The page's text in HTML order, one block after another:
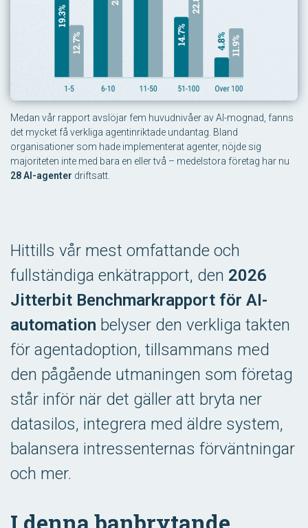
Medan vår rapport avslöjar fem huvudnivåer av AI-mognad, fanns
det mycket få verkliga agentinriktade undantag. Bland
organisationer som hade implementerat agenter, nöjde sig
majoriteten inte med bara en eller två – medelstora företag har nu
28 AI-agenter driftsatt.
Hittills vår mest omfattande och
fullständiga enkätrapport, den 2026
Jitterbit Benchmarkrapport för AI-
automation belyser den verkliga takten
för agentadoption, tillsammans med
den pågående utmaningen som företag
står inför när det gäller att bryta ner
datasilos, integrera med äldre system,
balansera intressenternas förväntningar
och mer.